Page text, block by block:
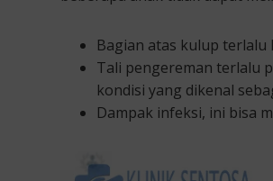
Bagian atas kulup terlalu
Tali pengereman terlalu
kondisi yang dikenal
Dampak infeksi, ini bisa